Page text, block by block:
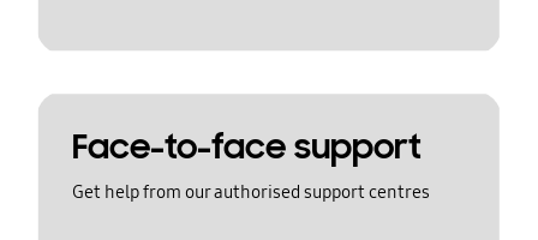
Face-to-face support
Get help from our authorised support centres